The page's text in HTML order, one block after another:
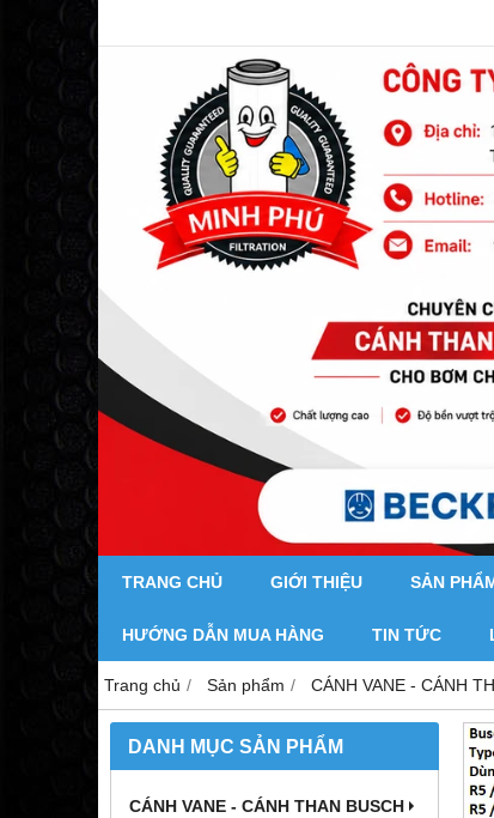
TRANG CHỦ GIỚI THIỆU SẢN
HƯỚNG DẪN MUA HÀNG TIN TỨC
Trang chủ Sản phẩm CÁNH VANE - CÁNH
DANH MỤC SẢN PHẨM
CÁNH VANE - CÁNH THAN BUSCH